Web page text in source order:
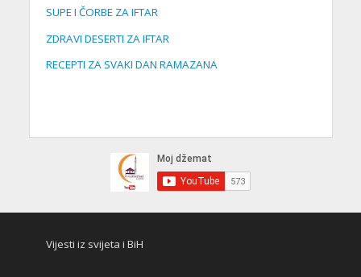
SUPE I ČORBE ZA IFTAR
ZDRAVI DESERTI ZA IFTAR
RECEPTI ZA SVAKI DAN RAMAZANA
Vijesti iz svijeta i BiH